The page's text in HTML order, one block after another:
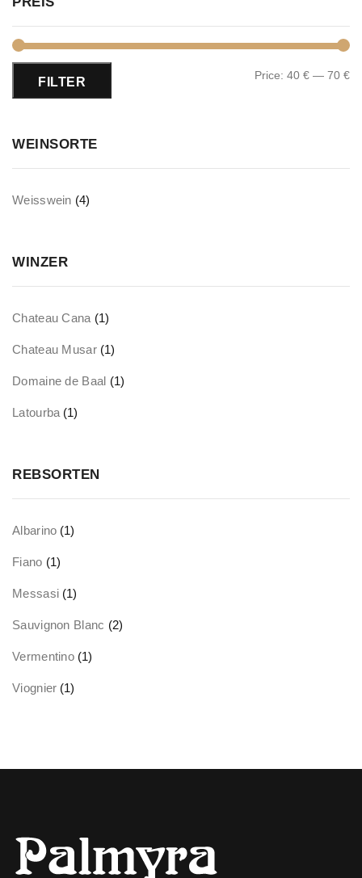
FILTER Price: 40 € — 70 €
WEINSORTE
Weisswein (4)
WINZER
Chateau Cana (1)
Chateau Musar (1)
Domaine de Baal (1)
Latourba (1)
REBSORTEN
Albarino (1)
Fiano (1)
Messasi (1)
Sauvignon Blanc (2)
Vermentino (1)
Viognier (1)